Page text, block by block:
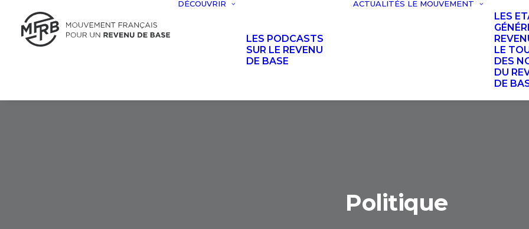
DÉCOUVRIR
LES PODCASTS
SUR LE REVENU
DE BASE
ACTUALITÉS LE MOUVEMENT
LES
LE
DES
DU
DE
Politique